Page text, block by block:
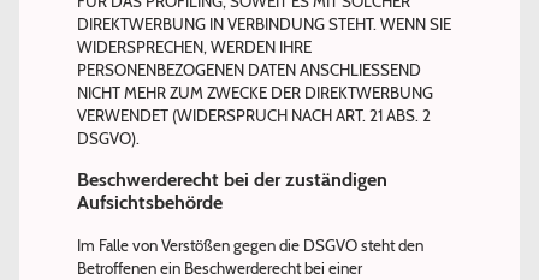
DIREKTWERBUNG IN VERBINDUNG STEHT. WENN SIE
WIDERSPRECHEN, WERDEN IHRE
PERSONENBEZOGENEN DATEN ANSCHLIESSEND
NICHT MEHR ZUM ZWECKE DER DIREKTWERBUNG
VERWENDET (WIDERSPRUCH NACH ART. 21 ABS. 2
DSGVO).
Beschwerderecht bei der zuständigen
Aufsichtsbehörde
Im Falle von Verstößen gegen die DSGVO steht den
Betroffenen ein Beschwerderecht bei einer